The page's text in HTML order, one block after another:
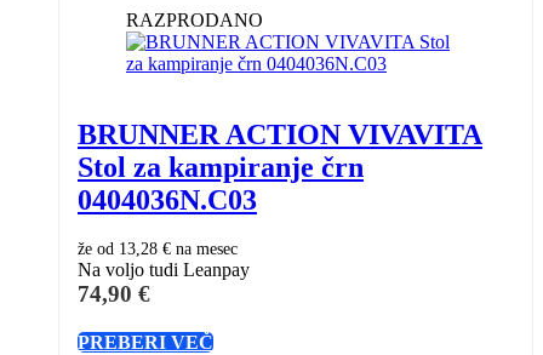
RAZPRODANO
BRUNNER ACTION VIVAVITA
Stol za kampiranje črn
0404036N.C03
že od 13,28 € na mesec
Na voljo tudi Leanpay
74,90 €
PREBERI VEČ